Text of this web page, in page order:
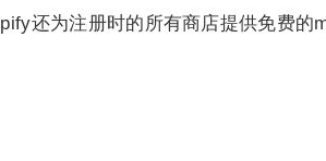
还为注册时的所有商店提供免费的